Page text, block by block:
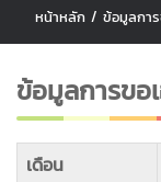
หน้าหลัก / ข้อมูลกา
ข้อมูลการขอ
เดือน